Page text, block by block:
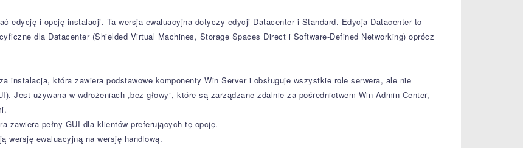
edycję i opcję instalacji. Ta wersja ewaluacyjna dotyczy edycji Datacenter i Standard. Edycja Datacenter to
dla Datacenter (Shielded Virtual Machines, Storage Spaces Direct i Software-Defined Networking) oprócz
instalacja, która zawiera podstawowe komponenty Win Server i obsługuje wszystkie role serwera, ale nie
Jest używana w wdrożeniach „bez głowy”, które są zarządzane zdalnie za pośrednictwem Win Admin Center,
zawiera pełny GUI dla klientów preferujących tę opcję.
wersję ewaluacyjną na wersję handlową.